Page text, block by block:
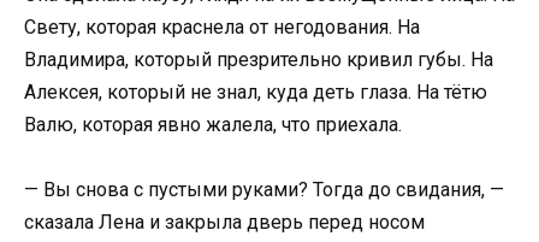
Свету, которая краснела от негодования. На
Владимира, который презрительно кривил губы. На
Алексея, который не знал, куда деть глаза. На тётю
Валю, которая явно жалела, что приехала.
— Вы снова с пустыми руками? Тогда до свидания, —
сказала Лена и закрыла дверь перед носом